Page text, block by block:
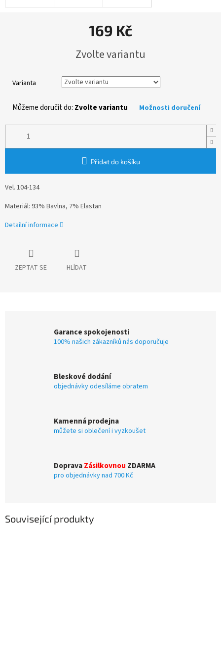
169 Kč
cena:
Zvolte variantu
Varianta
Můžeme doručit do: Zvolte variantu Možnosti doručení
Přidat do košíku
Vel. 104-134
Materiál: 93% Bavlna, 7% Elastan
Detailní informace
ZEPTAT SE HLÍDAT
Garance spokojenosti
100% našich zákazníků nás doporučuje
Bleskové dodání
objednávky odesíláme obratem
Kamenná prodejna
můžete si oblečení i vyzkoušet
DopravaZásilkovnou ZDARMA
pro objednávky nad 700 Kč
Související produkty